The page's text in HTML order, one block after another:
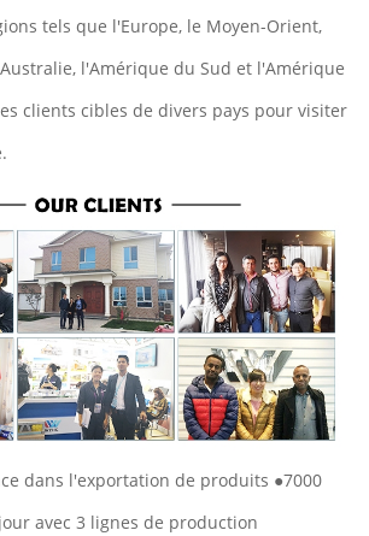
tels que l'Europe, le Moyen-Orient,
l'Amérique du Sud et l'Amérique
clients cibles de divers pays pour visiter
dans l'exportation de produits ●7000
avec 3 lignes de production